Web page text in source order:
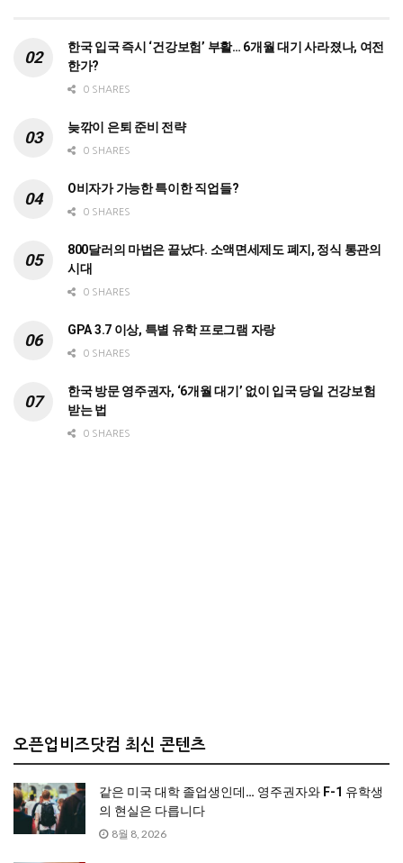
한국 입국 즉시 ‘건강보험’ 부활… 6개월 대기 사라졌나, 여전
한가?
0 SHARES
늦깎이 은퇴 준비 전략
0 SHARES
O비자가 가능한 특이한 직업들?
0 SHARES
800달러의 마법은 끝났다. 소액면세제도 폐지, 정식 통관의
시대
0 SHARES
GPA 3.7 이상, 특별 유학 프로그램 자랑
0 SHARES
한국 방문 영주권자, ‘6개월 대기’ 없이 입국 당일 건강보험
받는 법
0 SHARES
오픈업비즈닷컴 최신 콘텐츠
같은 미국 대학 졸업생인데… 영주권자와 F-1 유학생
의 현실은 다릅니다
8월 8, 2026